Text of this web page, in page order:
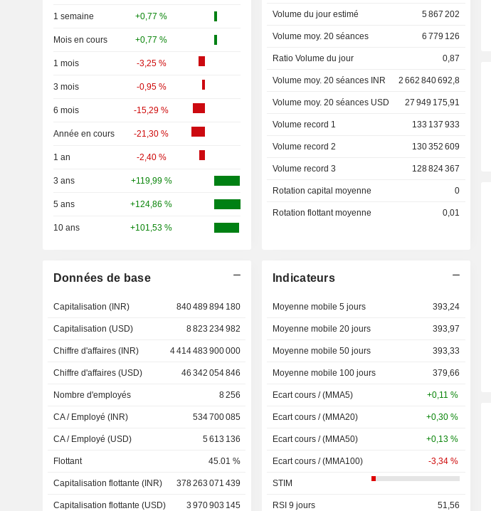
1 semaine +0,77 %
Mois en cours +0,77 %
1 mois -3,25 %
3 mois -0,95 %
6 mois -15,29 %
Année en cours -21,30 %
1 an -2,40 %
3 ans +119,99 %
5 ans +124,86 %
10 ans +101,53 %
Volume du jour estimé 5 867 202
Volume moy. 20 séances 6 779 126
Ratio Volume du jour 0,87
Volume moy. 20 séances INR 2 662 840 692,8
Volume moy. 20 séances USD 27 949 175,91
Volume record 1 133 137 933
Volume record 2 130 352 609
Volume record 3 128 824 367
Rotation capital moyenne 0
Rotation flottant moyenne 0,01
Données de base
Capitalisation (INR) 840 489 894 180
Capitalisation (USD) 8 823 234 982
Chiffre d'affaires (INR) 4 414 483 900 000
Chiffre d'affaires (USD) 46 342 054 846
Nombre d'employés 8 256
CA / Employé (INR) 534 700 085
CA / Employé (USD) 5 613 136
Flottant 45.01 %
Capitalisation flottante (INR) 378 263 071 439
Capitalisation flottante (USD) 3 970 903 145
Indicateurs
Moyenne mobile 5 jours 393,24
Moyenne mobile 20 jours 393,97
Moyenne mobile 50 jours 393,33
Moyenne mobile 100 jours 379,66
Ecart cours / (MMA5) +0,11 %
Ecart cours / (MMA20) +0,30 %
Ecart cours / (MMA50) +0,13 %
Ecart cours / (MMA100) -3,34 %
STIM
RSI 9 jours 51,56